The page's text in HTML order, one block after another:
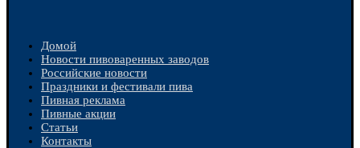
Домой
Новости пивоваренных заводов
Российские новости
Праздники и фестивали пива
Пивная реклама
Пивные акции
Статьи
Контакты